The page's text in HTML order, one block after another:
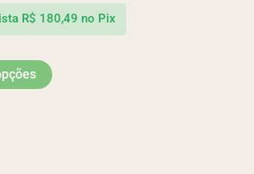
R$ 180,49 no Pix
podem
ser
na